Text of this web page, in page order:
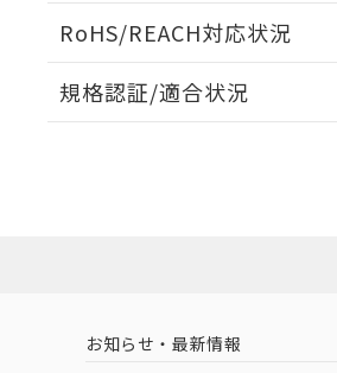
RoHS/REACH対応状況
EU RoHS 注意事項・凡例
中国 RoHS 注意事項・凡例
規格認証/適合状況
お知らせ・最新情報